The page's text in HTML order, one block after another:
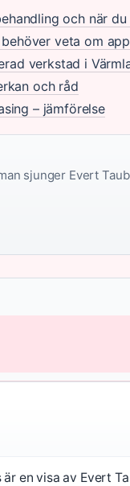
och när
veta om
verkstad i
och råd
– jämförelse
sjunger Evert
en visa av Evert